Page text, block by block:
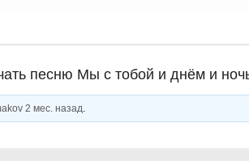
песню Мы с тобой и днём и
2 мес. назад.